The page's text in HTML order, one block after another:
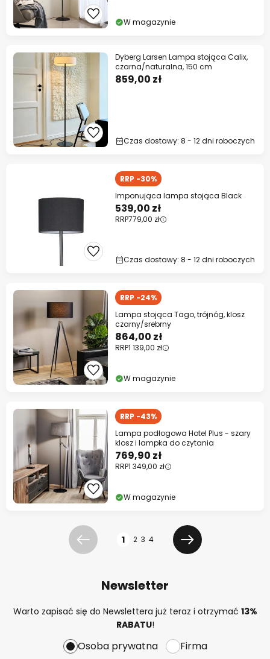
W magazynie
Dyberg Larsen Lampa stojąca Calix,
czarna/naturalna, 150 cm
859,00 zł
Czas dostawy: 8 - 12 dni roboczych
RRP -30%
Imponująca lampa stojąca Black
539,00 zł
RRP779,00 zł
Czas dostawy: 8 - 12 dni roboczych
RRP -24%
Lampa stojąca Tago, trójnóg, klosz
czarny/srebrny
864,00 zł
RRP1 139,00 zł
W magazynie
RRP -43%
Lampa podłogowa Hotel Plus - szary
klosz i lampka do czytania
769,90 zł
RRP1 349,00 zł
W magazynie
Poprzednia 1 2 3 4
Dalej
Newsletter
Warto zapisać się do Newslettera już teraz i otrzymać 13%
RABATU!
Osoba prywatna Firma